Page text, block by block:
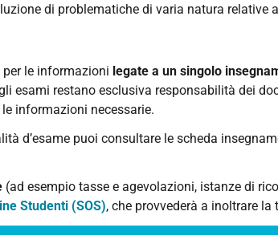
di problematiche di varia natura relative
le informazioni legate a un singolo
esami restano esclusiva responsabilità dei
le informazioni necessarie.
d’esame puoi consultare le scheda
(ad esempio tasse e agevolazioni, istanze di
Studenti (SOS), che provvederà a inoltrare